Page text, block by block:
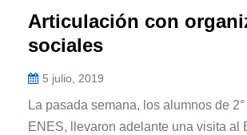
Articulación con
sociales
5 julio, 2019
La pasada semana, los alumnos de
ENES, llevaron adelante una visita al